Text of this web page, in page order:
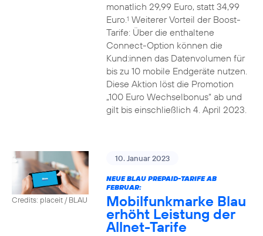
monatlich 29,99 Euro, statt 34,99
Euro.1 Weiterer Vorteil der Boost-
Tarife: Über die enthaltene
Connect-Option können die
Kund:innen das Datenvolumen für
bis zu 10 mobile Endgeräte nutzen.
Diese Aktion löst die Promotion
„100 Euro Wechselbonus“ ab und
gilt bis einschließlich 4. April 2023.
Credits: placeit / BLAU
10. Januar 2023
NEUE BLAU PREPAID-TARIFE AB
FEBRUAR:
Mobilfunkmarke Blau
erhöht Leistung der
Allnet-Tarife